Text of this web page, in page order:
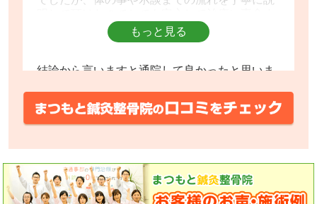
る事が出来ました。
先生方・スタッフの皆さん全員が親切で、院内
に通院する事が出来たので事故にあった事は辛
本当にありがとうございました(^-^)
もっと見る
結論から言いますと通院して良かったと思いま
私の場合は、ぎっくり腰で体を捻る事が出来
ず、骨盤がロックされているような感じがして
いて、ネットでいろいろ見て回っている時に、
院長先生に診てもらっていましたが、始終丁寧
な対応で、治療後には骨格模型を使用してどこ
が悪くなっているのかの説明をしてくれるの